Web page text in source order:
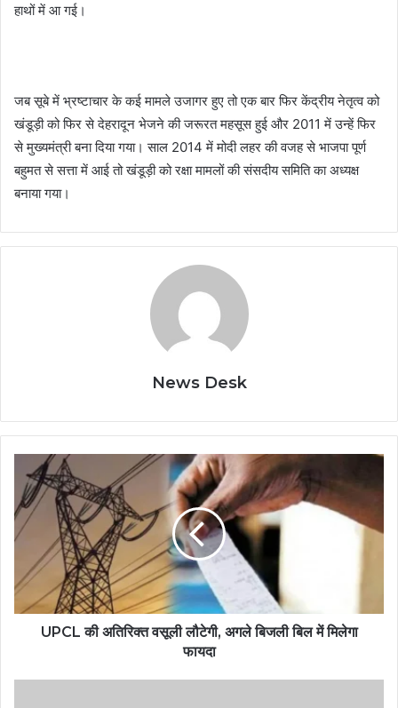
हाथों में आ गई।
जब सूबे में भ्रष्टाचार के कई मामले उजागर हुए तो एक बार फिर केंद्रीय नेतृत्व को
खंडूड़ी को फिर से देहरादून भेजने की जरूरत महसूस हुई और 2011 में उन्हें फिर
से मुख्यमंत्री बना दिया गया। साल 2014 में मोदी लहर की वजह से भाजपा पूर्ण
बहुमत से सत्ता में आई तो खंडूड़ी को रक्षा मामलों की संसदीय समिति का अध्यक्ष
बनाया गया।
News Desk
UPCL की अतिरिक्त वसूली लौटेगी, अगले बिजली बिल में मिलेगा
फायदा